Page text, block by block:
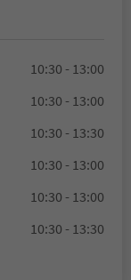
10:30 - 13:00
10:30 - 13:00
10:30 - 13:30
10:30 - 13:00
10:30 - 13:00
10:30 - 13:30